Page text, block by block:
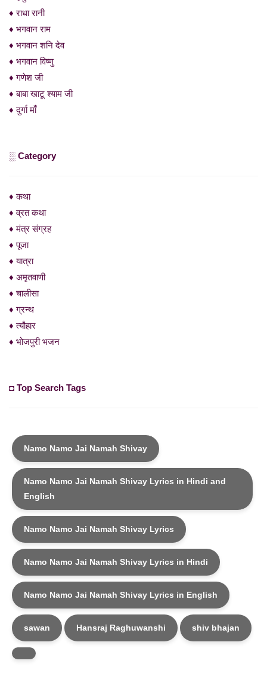
♦ राधा रानी
♦ भगवान राम
♦ भगवान शनि देव
♦ भगवान विष्णु
♦ गणेश जी
♦ बाबा खाटू श्याम जी
♦ दुर्गा माँ
░ Category
♦ कथा
♦ व्रत कथा
♦ मंत्र संग्रह
♦ पूजा
♦ यात्रा
♦ अमृतवाणी
♦ चालीसा
♦ ग्रन्थ
♦ त्यौहार
♦ भोजपुरी भजन
◘ Top Search Tags
Namo Namo Jai Namah Shivay
Namo Namo Jai Namah Shivay Lyrics in Hindi and
English
Namo Namo Jai Namah Shivay Lyrics
Namo Namo Jai Namah Shivay Lyrics in Hindi
Namo Namo Jai Namah Shivay Lyrics in English
sawan Hansraj Raghuwanshi shiv bhajan